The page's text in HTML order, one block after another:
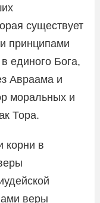
существует
принципами
единого Бога,
Авраама и
моральных и
Тора.
корни в
веры